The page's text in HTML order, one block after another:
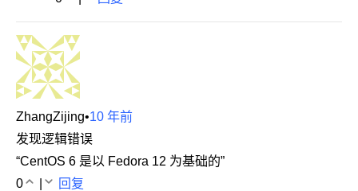
ZhangZijing•10 年前
发现逻辑错误
“CentOS 6 是以 Fedora 12 为基础的”
0
回复